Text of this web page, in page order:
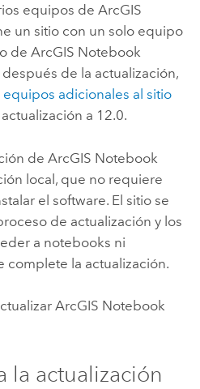
equipos de ArcGIS
un sitio con un solo equipo
de ArcGIS Notebook
de la actualización,
equipos adicionales al sitio
a 12.0.
de ArcGIS Notebook
local, que no requiere
el software. El sitio se
de actualización y los
a notebooks ni
complete la actualización.
ArcGIS Notebook
la actualización